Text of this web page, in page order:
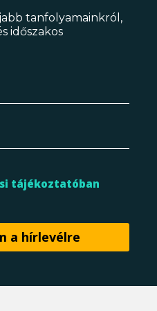
tanfolyamainkról,
időszakos
tájékoztatóban